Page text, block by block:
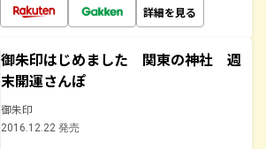
詳細を見る
御朱印はじめました 関東の神社 週
末開運さんぽ
御朱印
2016.12.22 発売